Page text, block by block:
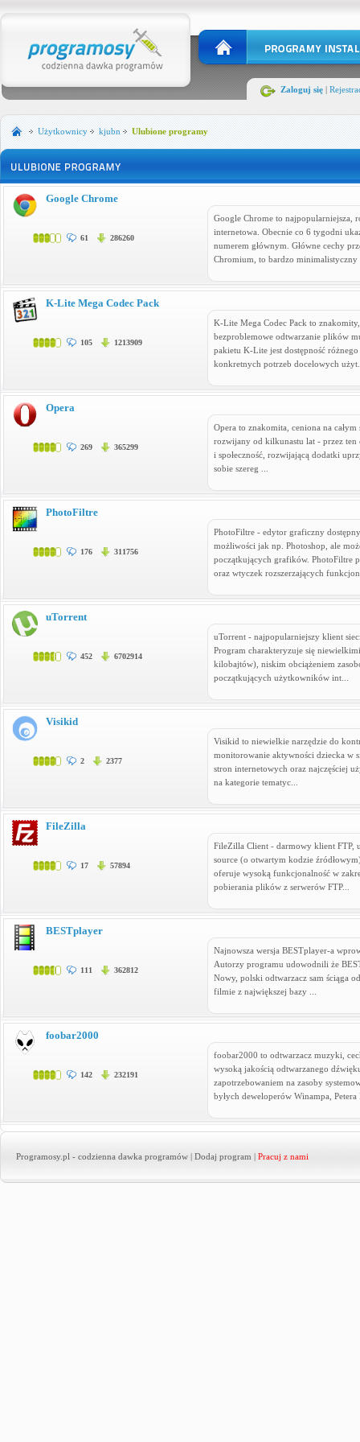
Zaloguj się |
Użytkownicy kjubn Ulubione programy
Google Chrome to najpopularniejsza,
internetowa. Obecnie co 6 tygodni
numerem głównym. Główne cechy
Chromium, to bardzo minimalistyczny
Google Chrome
61 286260
K-Lite Mega Codec Pack to
bezproblemowe odtwarzanie plików
pakietu K-Lite jest dostępność
konkretnych potrzeb docelowych
K-Lite Mega Codec Pack
105 1213909
Opera to znakomita, ceniona na
rozwijany od kilkunastu lat - przez ten
i społeczność, rozwijającą dodatki
sobie szereg ...
Opera
269 365299
PhotoFiltre - edytor graficzny
możliwości jak np. Photoshop, ale
początkujących grafików. PhotoFiltre
oraz wtyczek rozszerzających
PhotoFiltre
176 311756
uTorrent - najpopularniejszy klient
Program charakteryzuje się
kilobajtów), niskim obciążeniem
początkujących użytkowników int...
uTorrent
452 6702914
Visikid to niewielkie narzędzie do
monitorowanie aktywności dziecka w
stron internetowych oraz najczęściej
na kategorie tematyc...
Visikid
2 2377
FileZilla Client - darmowy klient FTP,
source (o otwartym kodzie
oferuje wysoką funkcjonalność w
pobierania plików z serwerów FTP...
FileZilla
17 57894
Najnowsza wersja BESTplayer-a
Autorzy programu udowodnili że
Nowy, polski odtwarzacz sam ściąga
filmie z największej bazy ...
BESTplayer
111 362812
foobar2000 to odtwarzacz muzyki,
wysoką jakością odtwarzanego
zapotrzebowaniem na zasoby
byłych deweloperów Winampa, Petera
foobar2000
142 232191
Programosy.pl - codzienna dawka programów | Dodaj program | Pracuj z nami